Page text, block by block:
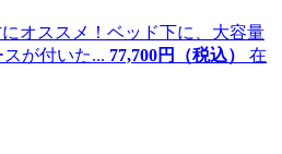
オススメ！ベッド下に、大容量
が付いた... 77,700円（税込）
在